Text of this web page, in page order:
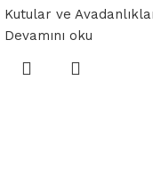
Kutular ve
Devamını oku